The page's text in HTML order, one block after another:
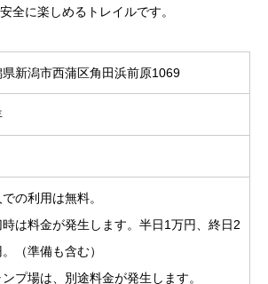
全に楽しめるトレイルです。
県新潟市西蒲区角田浜前原1069
の利用は無料。
時は料金が発生します。半日1万円、終日2
（準備も含む）
ンプ場は、別途料金が発生します。